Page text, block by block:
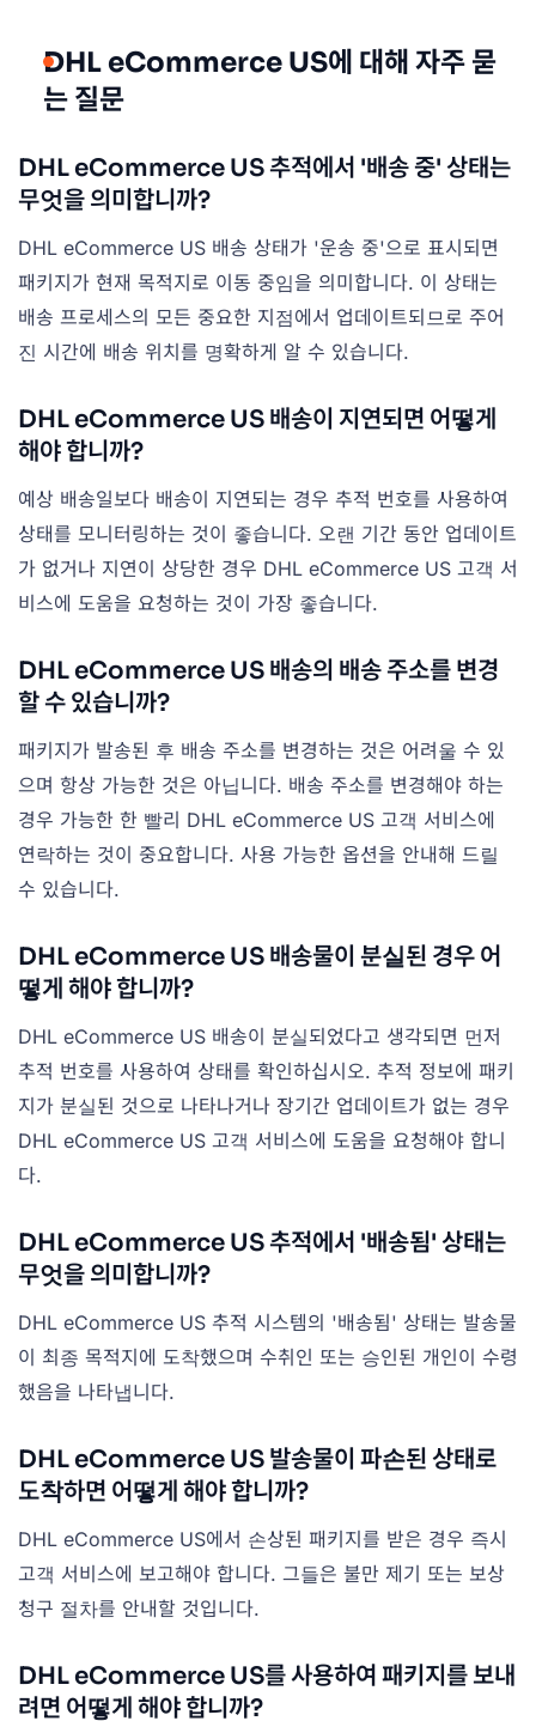
DHL eCommerce US에 대해 자주 묻
는 질문
DHL eCommerce US 추적에서 '배송 중' 상태는
무엇을 의미합니까?
DHL eCommerce US 배송 상태가 '운송 중'으로 표시되면
패키지가 현재 목적지로 이동 중임을 의미합니다. 이 상태는
배송 프로세스의 모든 중요한 지점에서 업데이트되므로 주어
진 시간에 배송 위치를 명확하게 알 수 있습니다.
DHL eCommerce US 배송이 지연되면 어떻게
해야 합니까?
예상 배송일보다 배송이 지연되는 경우 추적 번호를 사용하여
상태를 모니터링하는 것이 좋습니다. 오랜 기간 동안 업데이트
가 없거나 지연이 상당한 경우 DHL eCommerce US 고객 서
비스에 도움을 요청하는 것이 가장 좋습니다.
DHL eCommerce US 배송의 배송 주소를 변경
할 수 있습니까?
패키지가 발송된 후 배송 주소를 변경하는 것은 어려울 수 있
으며 항상 가능한 것은 아닙니다. 배송 주소를 변경해야 하는
경우 가능한 한 빨리 DHL eCommerce US 고객 서비스에
연락하는 것이 중요합니다. 사용 가능한 옵션을 안내해 드릴
수 있습니다.
DHL eCommerce US 배송물이 분실된 경우 어
떻게 해야 합니까?
DHL eCommerce US 배송이 분실되었다고 생각되면 먼저
추적 번호를 사용하여 상태를 확인하십시오. 추적 정보에 패키
지가 분실된 것으로 나타나거나 장기간 업데이트가 없는 경우
DHL eCommerce US 고객 서비스에 도움을 요청해야 합니
다.
DHL eCommerce US 추적에서 '배송됨' 상태는
무엇을 의미합니까?
DHL eCommerce US 추적 시스템의 '배송됨' 상태는 발송물
이 최종 목적지에 도착했으며 수취인 또는 승인된 개인이 수령
했음을 나타냅니다.
DHL eCommerce US 발송물이 파손된 상태로
도착하면 어떻게 해야 합니까?
DHL eCommerce US에서 손상된 패키지를 받은 경우 즉시
고객 서비스에 보고해야 합니다. 그들은 불만 제기 또는 보상
청구 절차를 안내할 것입니다.
DHL eCommerce US를 사용하여 패키지를 보내
려면 어떻게 해야 합니까?